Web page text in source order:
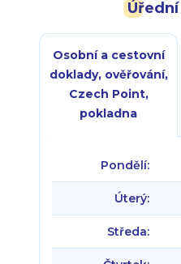
Osobní a cestovní
doklady, ověřování,
Czech Point,
pokladna
Pondělí:
Úterý:
Středa: